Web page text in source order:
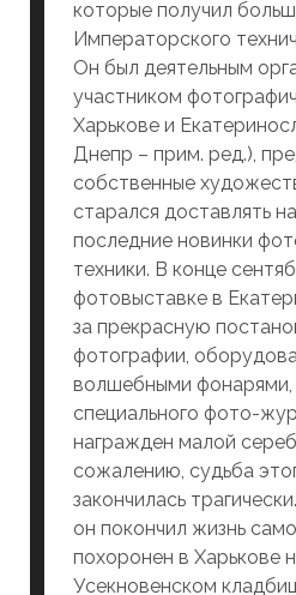
которые получил
Императорского
Он был деятельным
участником
Харькове и
Днепр – прим. ред.),
собственные
старался доставлять
последние новинки
техники. В конце
фотовыставке в
за прекрасную
фотографии,
волшебными фонарями,
специального фото-
награжден малой
сожалению, судьба
закончилась
он покончил жизнь
похоронен в Харькове
Усекновенском